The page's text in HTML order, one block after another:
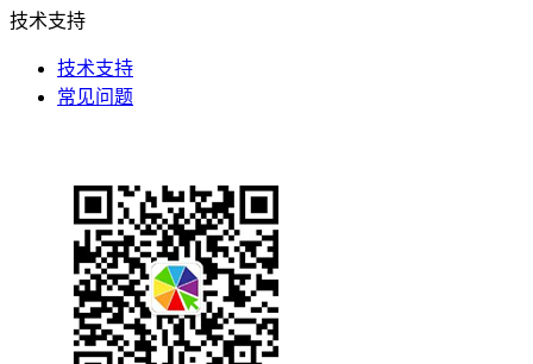
技术支持
技术支持
常见问题